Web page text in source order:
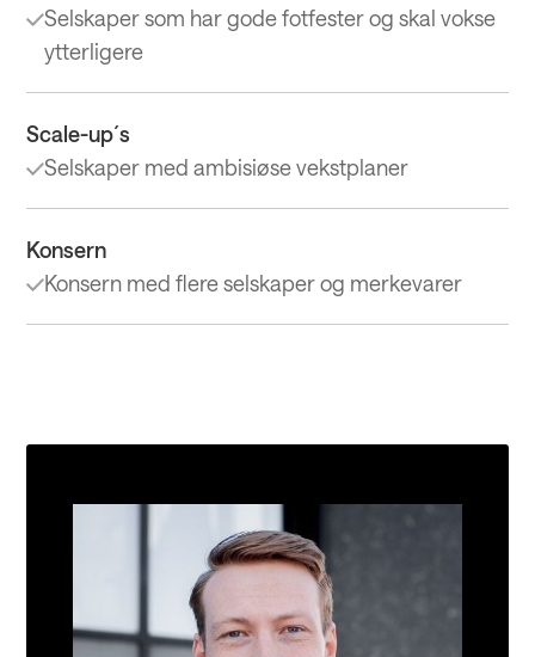
Selskaper som har gode fotfester og skal vokse
ytterligere
Scale-up´s
Selskaper med ambisiøse vekstplaner
Konsern
Konsern med flere selskaper og merkevarer